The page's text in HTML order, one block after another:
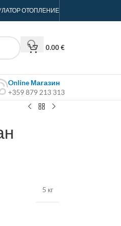
ОТОПЛЕНИЕ
0.00€
Online Магазин
+359 879 213 313
5 кг